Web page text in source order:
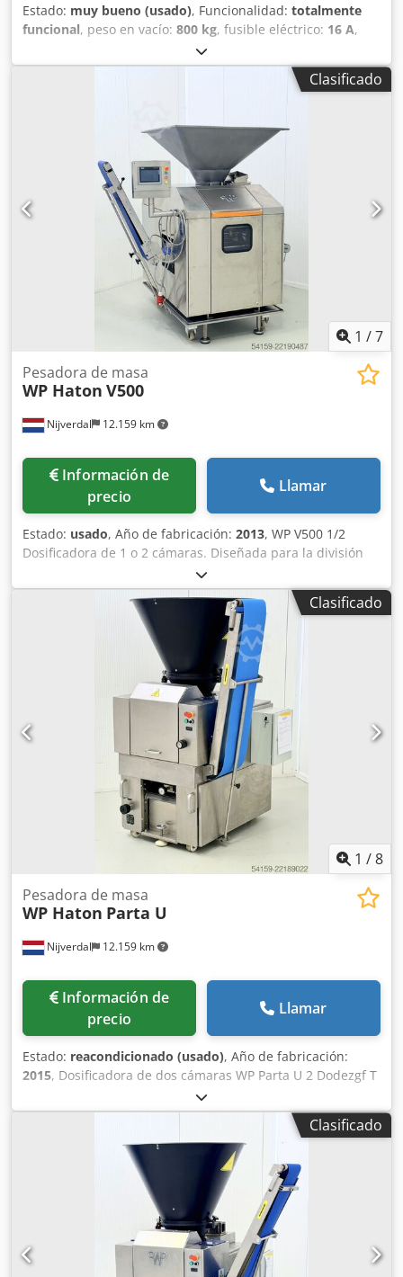
Estado: muy bueno (usado), Funcionalidad: totalmente
funcional, peso en vacío: 800 kg, fusible eléctrico: 16 A,
50 Hz, tensión de entrada:
potencia:1,6 kW (2,18 CV), diámetro del embudo:800
, Certificado
, Balanza automática Werner & Pfleiderer
Modelo: Parta U Divisora de masa totalmente automática
Rango de división: 300 a 2100 gramos Lubricación
centralizada Máquina sobre ruedas Solo con nosotros:
Inspección DGUV V3 realizada Conexión: 400V, enchufe CEE
16A Máquina usada en excelente estado con garantía y
servicio Opcional: paquete de servicio contrato de
mantenimiento caja de repuestos formación y puesta en
marcha Dsdpfxot Sp Hbo Aireck ¡Muchos más divisores de
masa TOP en stock!
Clasificado
1 /7
Nijverdal 12.159 km
Pesadora de masa
WP Haton V500
Información de
precio
Llamar
Estado: usado, Año de fabricación: 2013, WP V500 1/2
Dosificadora de 1 o 2 cámaras. Diseñada para la división
cuidadosa de una gran variedad de tipos de masa, con alta
precisión de peso. Adecuada para masas como masas de
trigo, masas de centeno con hasta un 70 % de centeno, así
como masas con alta capacidad de absorción de agua.
También se pueden procesar masas con largos tiempos de
fermentación, así como masas delicadas con o sin relleno.
Rango de peso (1 cámara): 300 – 2600 g. Rendimiento: 1500
unidades por hora. Dcsdpfjzghp Dsx Airok Rango de peso
(2 cámaras): 150 – 1200 g. Rendimiento: 3000 unidades por
hora. Control mediante pantalla táctil. Año de fabricación:
2013. Imágenes ANTES de la revisión.
Clasificado
1 /8
Nijverdal 12.159 km
Pesadora de masa
WP Haton Parta U
Información de
precio
Llamar
Estado: reacondicionado (usado), Año de fabricación:
2015, Dosificadora de dos cámaras WP Parta U 2 Dodezgf T
Tepfx Airsck Rango de peso: 110 – 1250 g Rendimiento:
1230-2840 unidades por hora Convertidor de frecuencia
Clasificado